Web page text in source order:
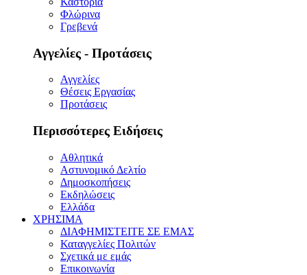
Φλώρινα
Γρεβενά
Αγγελίες - Προτάσεις
Αγγελίες
Θέσεις Εργασίας
Προτάσεις
Περισσότερες Ειδήσεις
Αθλητικά
Αστυνομικό Δελτίο
Δημοσκοπήσεις
Εκδηλώσεις
Ελλάδα
ΧΡΗΣΙΜΑ
ΔΙΑΦΗΜΙΣΤΕΙΤΕ ΣΕ ΕΜΑΣ
Καταγγελίες Πολιτών
Σχετικά με εμάς
Επικοινωνία